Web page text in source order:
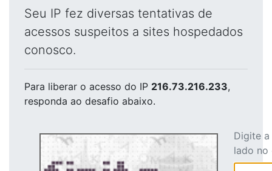
Seu IP fez diversas tentativas de
acessos suspeitos a sites hospedados
conosco.
Para liberar o acesso do IP 216.73.216.233,
responda ao desafio abaixo.
Digite
lado no